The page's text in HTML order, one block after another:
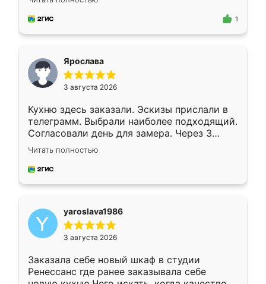
для замера сотрудник Владислав
предложил по моему эскизу самый
1
Ярослава
3 августа 2026
Кухню здесь заказали. Эскизы прислали в
телеграмм. Выбрали наиболее подходящий.
Согласовали день для замера. Через 3
недели кухня была уже готова. Остались
довольны работой. Спасибо Ренессанс
мебель за качественную работу!
Читать полностью
yaroslava1986
3 августа 2026
Заказала себе новый шкаф в студии
Ренессанс где ранее заказывала себе